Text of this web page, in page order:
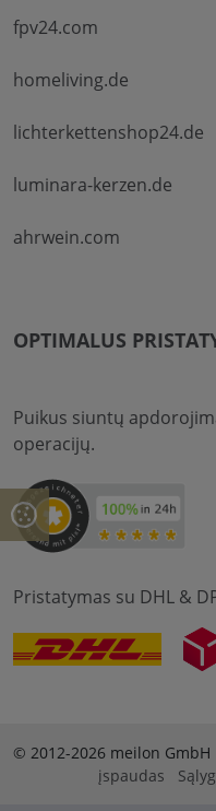
fpv24.com
homeliving.de
lichterkettenshop24.de
luminara-kerzen.de
ahrwein.com
OPTIMALUS
Puikus siuntų
operacijų.
Pristatymas su DHL &
© 2012-2026 meilon GmbH
įspaudas